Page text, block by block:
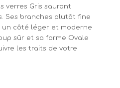
verres Gris sauront
Ses branches plutôt fine
côté léger et moderne
sûr et sa forme Ovale
les traits de votre